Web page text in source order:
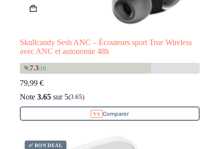
Skullcandy Sesh ANC – Écouteurs sport True Wireless
avec ANC et autonomie 48h
🏃7.3/10
79,99 €
Note 3.65 sur 5(3.65)
Comparer
✅ BON DEAL